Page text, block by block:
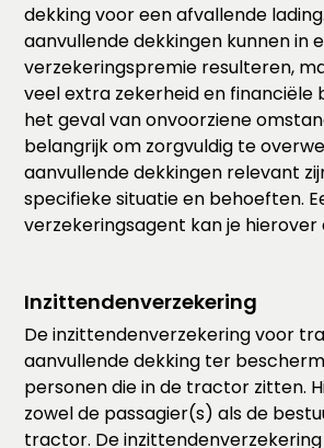
dekking voor een afvallende
aanvullende dekkingen kunnen in
verzekeringspremie resulteren,
veel extra zekerheid en financiële
het geval van onvoorziene
belangrijk om zorgvuldig te
aanvullende dekkingen relevant
specifieke situatie en behoeften.
verzekeringsagent kan je hierover
Inzittendenverzekering
De inzittendenverzekering voor
aanvullende dekking ter
personen die in de tractor zitten.
zowel de passagier(s) als de
tractor. De